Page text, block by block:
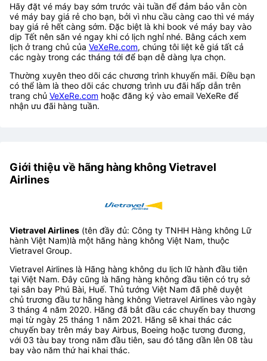
Hãy đặt vé máy bay sớm trước vài tuần để đảm bảo vẫn còn
vé máy bay giá rẻ cho bạn, bởi vì nhu cầu càng cao thì vé máy
bay giá rẻ hết càng sớm. Đặc biệt là khi book vé máy bay vào
dịp Tết nên săn vé ngay khi có lịch nghỉ nhé. Bằng cách xem
lịch ở trang chủ của VeXeRe.com, chúng tôi liệt kê giá tất cả
các ngày trong các tháng tới để bạn dễ dàng lựa chọn.
Thường xuyên theo dõi các chương trình khuyến mãi. Điều bạn
có thể làm là theo dõi các chương trình ưu đãi hấp dẫn trên
trang chủ VeXeRe.com hoặc đăng ký vào email VeXeRe để
nhận ưu đãi hàng tuần.
Giới thiệu về hãng hàng không Vietravel
Airlines
Vietravel Airlines (tên đầy đủ: Công ty TNHH Hàng không Lữ
hành Việt Nam)là một hãng hàng không Việt Nam, thuộc
Vietravel Group.
Vietravel Airlines là Hãng hàng không du lịch lữ hành đầu tiên
tại Việt Nam. Đây cũng là hãng hàng không đầu tiên có trụ sở
tại sân bay Phú Bài, Huế. Thủ tướng Việt Nam đã phê duyệt
chủ trương đầu tư hãng hàng không Vietravel Airlines vào ngày
3 tháng 4 năm 2020. Hãng đã bắt đầu các chuyến bay thương
mại từ ngày 25 tháng 1 năm 2021. Hãng sẽ khai thác các
chuyến bay trên máy bay Airbus, Boeing hoặc tương đương,
với 03 tàu bay trong năm đầu tiên, sau đó tăng dần lên 08 tàu
bay vào năm thứ hai khai thác.